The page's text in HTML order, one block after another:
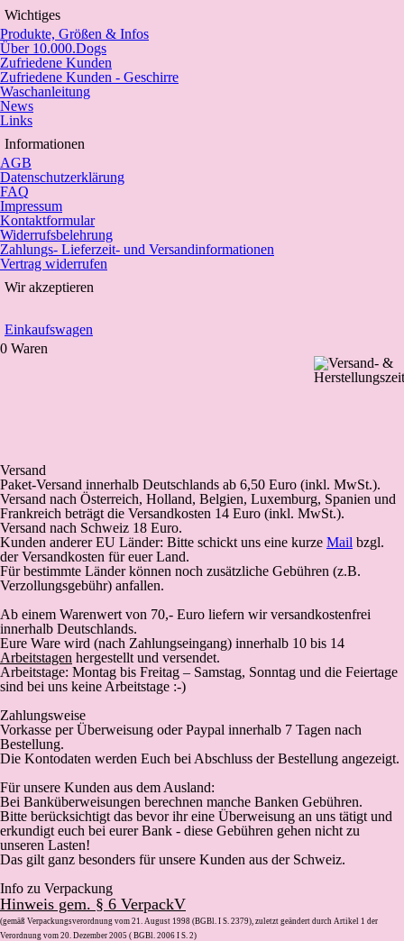
Wichtiges
Produkte, Größen & Infos
Über 10.000.Dogs
Zufriedene Kunden
Zufriedene Kunden - Geschirre
Waschanleitung
News
Links
Informationen
AGB
Datenschutzerklärung
FAQ
Impressum
Kontaktformular
Widerrufsbelehrung
Zahlungs- Lieferzeit- und Versandinformationen
Vertrag widerrufen
Wir akzeptieren
Einkaufswagen
0 Waren
Versand
Paket-Versand innerhalb Deutschlands ab 6,50 Euro (inkl. MwSt.).
Versand nach Österreich, Holland, Belgien, Luxemburg, Spanien und
Frankreich beträgt die Versandkosten 14 Euro (inkl. MwSt.).
Versand nach Schweiz 18 Euro.
Kunden anderer EU Länder: Bitte schickt uns eine kurze Mail bzgl.
der Versandkosten für euer Land.
Für bestimmte Länder können noch zusätzliche Gebühren (z.B.
Verzollungsgebühr) anfallen.
Ab einem Warenwert von 70,- Euro liefern wir versandkostenfrei
innerhalb Deutschlands.
Eure Ware wird (nach Zahlungseingang) innerhalb 10 bis 14
Arbeitstagen hergestellt und versendet.
Arbeitstage: Montag bis Freitag – Samstag, Sonntag und die Feiertage
sind bei uns keine Arbeitstage :-)
Zahlungsweise
Vorkasse per Überweisung oder Paypal innerhalb 7 Tagen nach
Bestellung.
Die Kontodaten werden Euch bei Abschluss der Bestellung angezeigt.
Für unsere Kunden aus dem Ausland:
Bei Banküberweisungen berechnen manche Banken Gebühren.
Bitte berücksichtigt das bevor ihr eine Überweisung an uns tätigt und
erkundigt euch bei eurer Bank - diese Gebühren gehen nicht zu
unseren Lasten!
Das gilt ganz besonders für unsere Kunden aus der Schweiz.
Info zu Verpackung
Hinweis gem. § 6 VerpackV
(gemäß Verpackungsverordnung vom 21. August 1998 (BGBl. I S. 2379), zuletzt geändert durch Artikel 1 der
Verordnung vom 20. Dezember 2005 ( BGBl. 2006 I S. 2)